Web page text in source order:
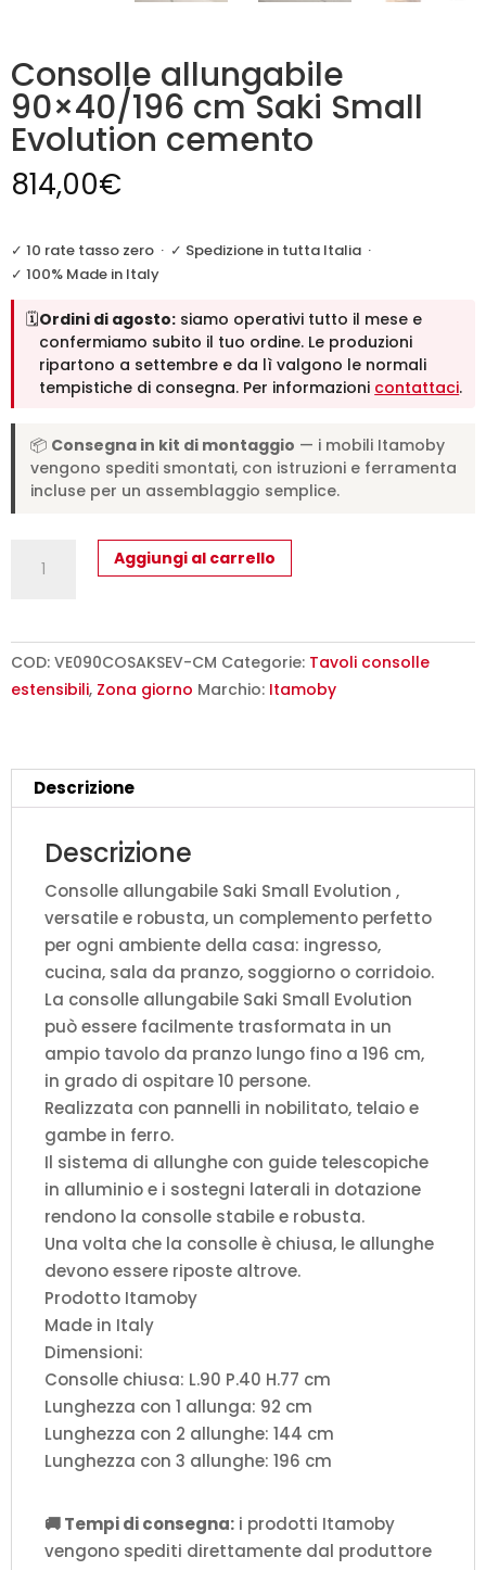
Consolle allungabile
90×40/196 cm Saki Small
Evolution cemento
814,00€
✓ 10 rate tasso zero · ✓ Spedizione in tutta Italia ·
✓ 100% Made in Italy
🗓️Ordini di agosto: siamo operativi tutto il mese e
confermiamo subito il tuo ordine. Le produzioni
ripartono a settembre e da lì valgono le normali
tempistiche di consegna. Per informazioni contattaci.
📦 Consegna in kit di montaggio — i mobili Itamoby
vengono spediti smontati, con istruzioni e ferramenta
incluse per un assemblaggio semplice.
allungabile
Saki
Small
quantità
Aggiungi al carrello
COD: VE090COSAKSEV-CM Categorie: Tavoli consolle
estensibili, Zona giorno Marchio: Itamoby
Descrizione
Descrizione
Consolle allungabile Saki Small Evolution ,
versatile e robusta, un complemento perfetto
per ogni ambiente della casa: ingresso,
cucina, sala da pranzo, soggiorno o corridoio.
La consolle allungabile Saki Small Evolution
può essere facilmente trasformata in un
ampio tavolo da pranzo lungo fino a 196 cm,
in grado di ospitare 10 persone.
Realizzata con pannelli in nobilitato, telaio e
gambe in ferro.
Il sistema di allunghe con guide telescopiche
in alluminio e i sostegni laterali in dotazione
rendono la consolle stabile e robusta.
Una volta che la consolle è chiusa, le allunghe
devono essere riposte altrove.
Prodotto Itamoby
Made in Italy
Dimensioni:
Consolle chiusa: L.90 P.40 H.77 cm
Lunghezza con 1 allunga: 92 cm
Lunghezza con 2 allunghe: 144 cm
Lunghezza con 3 allunghe: 196 cm
🚚 Tempi di consegna: i prodotti Itamoby
vengono spediti direttamente dal produttore